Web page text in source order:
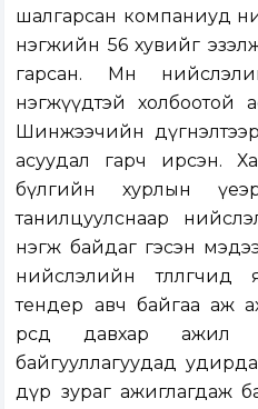
шалгарсан компаниуд
нэгжийн 56 хувийг
гарсан. Мөн
нэгжүүдтэй холбоотой
Шинжээчийн
асуудал гарч ирсэн.
бүлгийн хурлын
танилцуулснаар
нэгж байдаг гэсэн
нийслэлийн
тендер авч байгаа аж
өөрсдөө давхар
байгууллагуудад
дүр зураг ажиглагдаж